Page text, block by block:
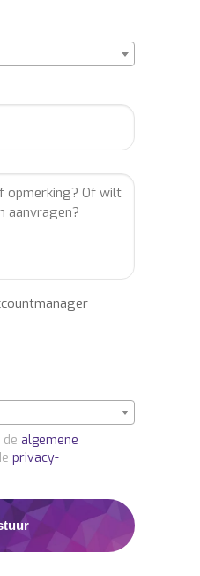
Jopie,
Jopie,
MUZIEKBURO
Clown Jopie,
Clown Jopie,
Clown
algemene
privacy-